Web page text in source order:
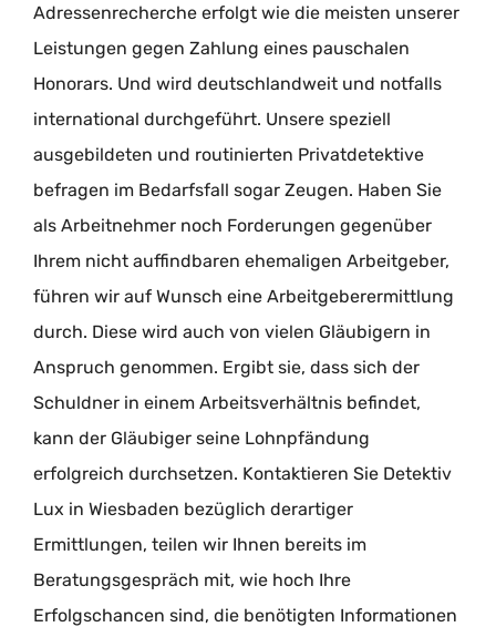
Adressenrecherche erfolgt wie die meisten unserer
Leistungen gegen Zahlung eines pauschalen
Honorars. Und wird deutschlandweit und notfalls
international durchgeführt. Unsere speziell
ausgebildeten und routinierten Privatdetektive
befragen im Bedarfsfall sogar Zeugen. Haben Sie
als Arbeitnehmer noch Forderungen gegenüber
Ihrem nicht auffindbaren ehemaligen Arbeitgeber,
führen wir auf Wunsch eine Arbeitgeberermittlung
durch. Diese wird auch von vielen Gläubigern in
Anspruch genommen. Ergibt sie, dass sich der
Schuldner in einem Arbeitsverhältnis befindet,
kann der Gläubiger seine Lohnpfändung
erfolgreich durchsetzen. Kontaktieren Sie Detektiv
Lux in Wiesbaden bezüglich derartiger
Ermittlungen, teilen wir Ihnen bereits im
Beratungsgespräch mit, wie hoch Ihre
Erfolgschancen sind, die benötigten Informationen